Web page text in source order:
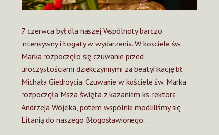
7 czerwca był dla naszej Wspólnoty bardzo
intensywny i bogaty w wydarzenia. W kościele św.
Marka rozpoczęło się czuwanie przed
uroczystościami dziękczynnymi za beatyfikację bł.
Michała Giedroycia. Czuwanie w kościele św. Marka
rozpoczęła Msza święta z kazaniem ks. rektora
Andrzeja Wójcika, potem wspólnie modliliśmy się
Litanią do naszego Błogosławionego…